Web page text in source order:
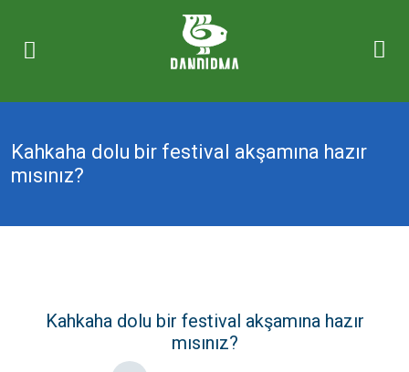
Kahkaha dolu bir festival akşamına hazır
mısınız?
Kahkaha dolu bir festival akşamına hazır
mısınız?